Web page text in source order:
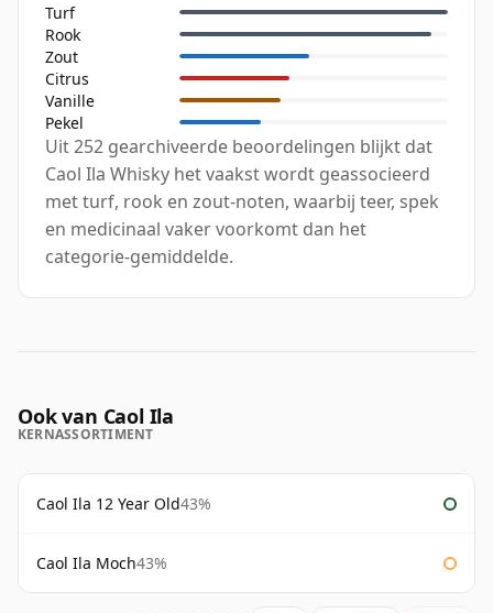
Turf
Rook
Zout
Citrus
Vanille
Pekel
Uit 252 gearchiveerde beoordelingen blijkt dat
Caol Ila Whisky het vaakst wordt geassocieerd
met turf, rook en zout-noten, waarbij teer, spek
en medicinaal vaker voorkomt dan het
categorie-gemiddelde.
Ook van Caol Ila
KERNASSORTIMENT
Caol Ila 12 Year Old43%
Caol Ila Moch43%